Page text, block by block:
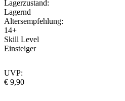
Lagerzustand:
Lagernd
Altersempfehlung:
14+
Skill Level
Einsteiger
UVP:
€ 9,90